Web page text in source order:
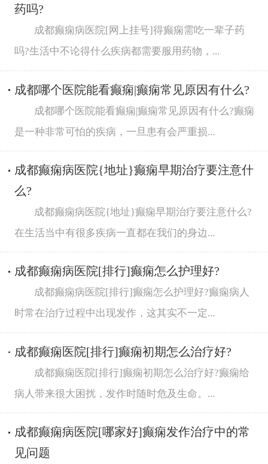
药吗?
成都癫痫病医院[网上挂号]得癫痫需吃一辈子药
吗?生活中不论得什么疾病都需要服用药物，...
成都哪个医院能看癫痫|癫痫常见原因有什么?
成都哪个医院能看癫痫|癫痫常见原因有什么?癫痫
是一种非常可怕的疾病，一旦患有会严重损...
成都癫痫病医院{地址}癫痫早期治疗要注意什
么?
成都癫痫病医院{地址}癫痫早期治疗要注意什么?
在生活当中有很多疾病一直都在我们的身边...
成都癫痫病医院[排行]癫痫怎么护理好?
成都癫痫病医院[排行]癫痫怎么护理好?癫痫病人
时常在治疗过程中出现发作，这其实不一定...
成都癫痫医院[排行]癫痫初期怎么治疗好?
成都癫痫医院[排行]癫痫初期怎么治疗好?癫痫给
病人带来很大困扰，发作时随时危及生命。...
成都癫痫病医院[哪家好]癫痫发作治疗中的常
见问题